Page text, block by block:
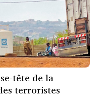
tête de la
terroristes